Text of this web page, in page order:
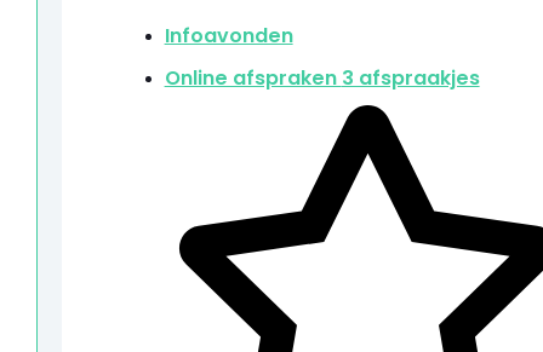
Infoavonden
Online afspraken 3 afspraakjes